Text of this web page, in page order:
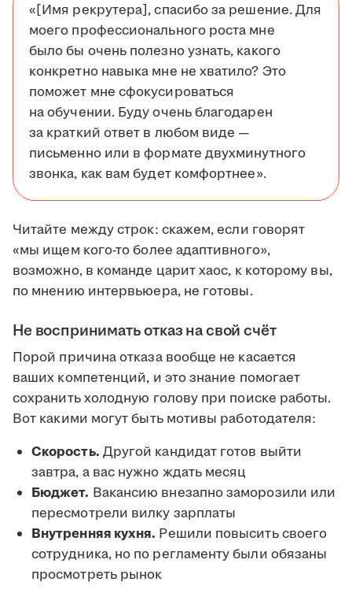
«[Имя рекрутера], спасибо за решение. Для
моего профессионального роста мне
было бы очень полезно узнать, какого
конкретно навыка мне не хватило? Это
поможет мне сфокусироваться
на обучении. Буду очень благодарен
за краткий ответ в любом виде —
письменно или в формате двухминутного
звонка, как вам будет комфортнее».
Читайте между строк: скажем, если говорят
«мы ищем кого-то более адаптивного»,
возможно, в команде царит хаос, к которому вы,
по мнению интервьюера, не готовы.
Не воспринимать отказ на свой счёт
Порой причина отказа вообще не касается
ваших компетенций, и это знание помогает
сохранить холодную голову при поиске работы.
Вот какими могут быть мотивы работодателя:
Скорость. Другой кандидат готов выйти
завтра, а вас нужно ждать месяц
Бюджет. Вакансию внезапно заморозили или
пересмотрели вилку зарплаты
Внутренняя кухня. Решили повысить своего
сотрудника, но по регламенту были обязаны
просмотреть рынок